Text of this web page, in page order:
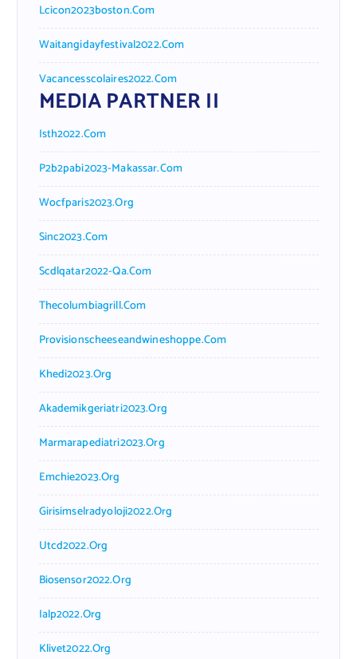
Lcicon2023boston.com
Waitangidayfestival2022.com
Vacancesscolaires2022.com
MEDIA PARTNER II
Isth2022.com
P2b2pabi2023-Makassar.com
Wocfparis2023.org
Sinc2023.com
Scdlqatar2022-Qa.com
Thecolumbiagrill.com
Provisionscheeseandwineshoppe.com
Khedi2023.org
Akademikgeriatri2023.org
Marmarapediatri2023.org
Emchie2023.org
Girisimselradyoloji2022.org
Utcd2022.org
Biosensor2022.org
Ialp2022.org
Klivet2022.org